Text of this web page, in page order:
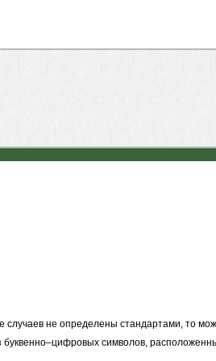
случаев не определены стандартами, то
буквенно–цифровых символов,